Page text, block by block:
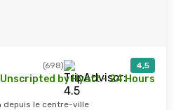
(698) 4,5
by Hyatt - 24 Hours
depuis le centre-ville